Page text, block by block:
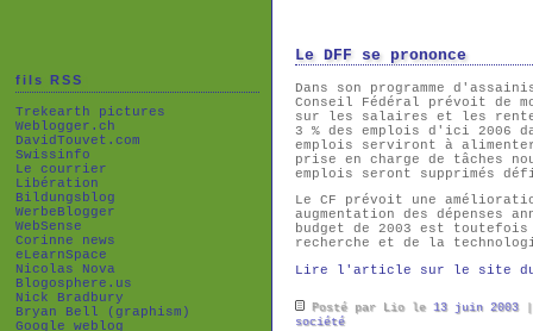
Le DFF se prononce
Dans son programme
Conseil Fédéral prévoit de
sur les salaires et les
3 % des emplois d'ici 2006
emplois serviront à
prise en charge de tâches
emplois seront supprimés
Le CF prévoit une
augmentation des dépenses
budget de 2003 est
recherche et de la
Lire l'article sur le site du
Posté par Lio le 13 juin 2003
société
fils RSS
Trekearth pictures
Weblogger.ch
DavidTouvet.com
Swissinfo
Le courrier
Libération
Bildungsblog
WerbeBlogger
WebSense
Corinne news
eLearnSpace
Nicolas Nova
Blogosphere.us
Nick Bradbury
Bryan Bell (graphism)
Google weblog